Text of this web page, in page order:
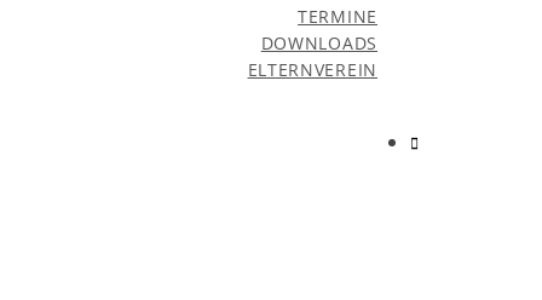
TERMINE
DOWNLOADS
ELTERNVEREIN